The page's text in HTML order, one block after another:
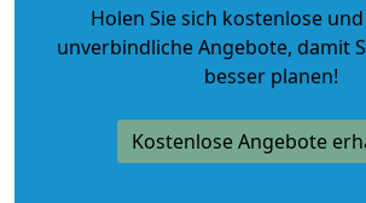
Holen Sie sich kostenlose
unverbindliche Angebote, damit
besser planen!
Kostenlose Angebote